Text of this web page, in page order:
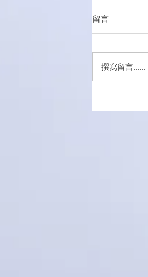
樂園！
留言
撰寫留言......